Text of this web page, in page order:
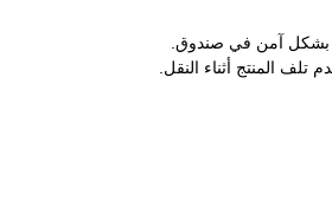
بشكل آمن في صندوق.
المنتج أثناء النقل.